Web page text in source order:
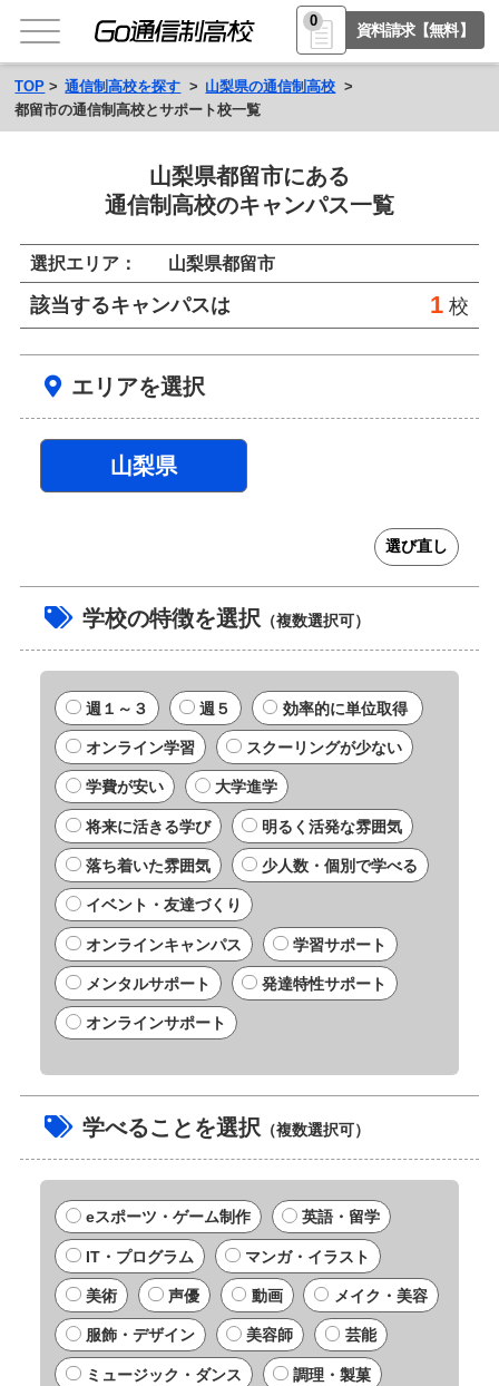
0
資料請求【無料】
TOP 通信制高校を探す
山梨県の通信制高校
都留市の通信制高校とサポート校一覧
山梨県都留市にある
通信制高校のキャンパス一覧
選択エリア： 山梨県都留市
該当するキャンパスは 1 校
エリアを選択
山梨県
選び直し
学校の特徴を選択 （複数選択可）
週１～３ 週５ 効率的に単位取得
オンライン学習 スクーリングが少ない
学費が安い 大学進学
将来に活きる学び 明るく活発な雰囲気
落ち着いた雰囲気 少人数・個別で学べる
イベント・友達づくり
オンラインキャンパス 学習サポート
メンタルサポート 発達特性サポート
オンラインサポート
学べることを選択 （複数選択可）
eスポーツ・ゲーム制作 英語・留学
IT・プログラム マンガ・イラスト
美術 声優 動画 メイク・美容
服飾・デザイン 美容師 芸能
ミュージック・ダンス 調理・製菓